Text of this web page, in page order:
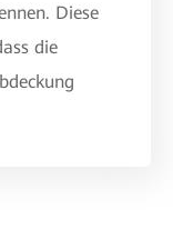
Diese
die